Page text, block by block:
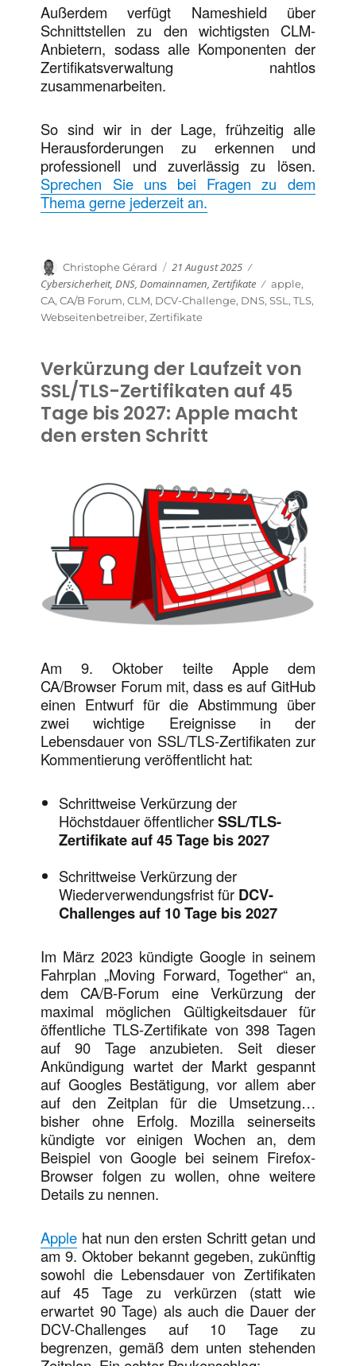
Außerdem verfügt Nameshield über
Schnittstellen zu den wichtigsten CLM-
Anbietern, sodass alle Komponenten der
Zertifikatsverwaltung nahtlos
zusammenarbeiten.
So sind wir in der Lage, frühzeitig alle
Herausforderungen zu erkennen und
professionell und zuverlässig zu lösen.
Sprechen Sie uns bei Fragen zu dem
Thema gerne jederzeit an.
Autor
Christophe Gérard Veröffentlicht
am
21 August 2025
Cybersicherheit,DNS,Domainnamen,Zertifikate Schlagwörter
apple,
CA,CA/B Forum,CLM, DCV-Challenge, DNS,SSL ,TLS,
Webseitenbetreiber,Zertifikate
Verkürzung der Laufzeit von
SSL/TLS-Zertifikaten auf 45
Tage bis 2027: Apple macht
den ersten Schritt
Am 9. Oktober teilte Apple dem
CA/Browser Forum mit, dass es auf GitHub
einen Entwurf für die Abstimmung über
zwei wichtige Ereignisse in der
Lebensdauer von SSL/TLS-Zertifikaten zur
Kommentierung veröffentlicht hat:
Schrittweise Verkürzung der
Höchstdauer öffentlicherSSL/TLS-
Zertifikate auf 45 Tage bis 2027
Schrittweise Verkürzung der
Wiederverwendungsfrist für DCV-
Challenges auf 10 Tage bis 2027
Im März 2023 kündigte Google in seinem
Fahrplan „Moving Forward, Together“ an,
dem CA/B-Forum eine Verkürzung der
maximal möglichen Gültigkeitsdauer für
öffentliche TLS-Zertifikate von 398 Tagen
auf 90 Tage anzubieten. Seit dieser
Ankündigung wartet der Markt gespannt
auf Googles Bestätigung, vor allem aber
auf den Zeitplan für die Umsetzung…
bisher ohne Erfolg. Mozilla seinerseits
kündigte vor einigen Wochen an, dem
Beispiel von Google bei seinem Firefox-
Browser folgen zu wollen, ohne weitere
Details zu nennen.
Apple hat nun den ersten Schritt getan und
am 9. Oktober bekannt gegeben, zukünftig
sowohl die Lebensdauer von Zertifikaten
auf 45 Tage zu verkürzen (statt wie
erwartet 90 Tage) als auch die Dauer der
DCV-Challenges auf 10 Tage zu
begrenzen, gemäß dem unten stehenden